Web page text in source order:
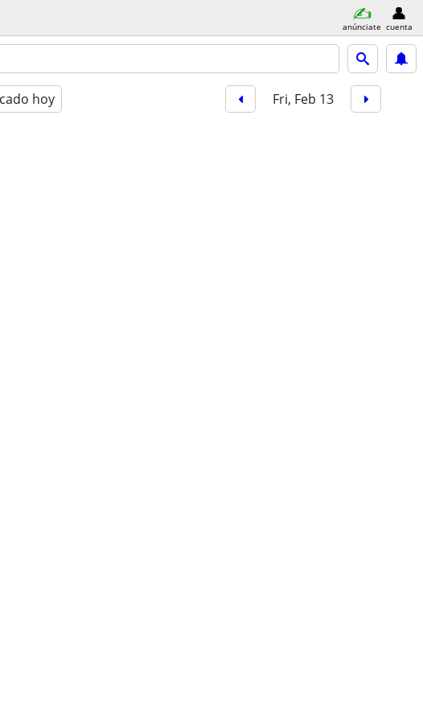
anúnciate cuenta
hoy Fri, Feb 13